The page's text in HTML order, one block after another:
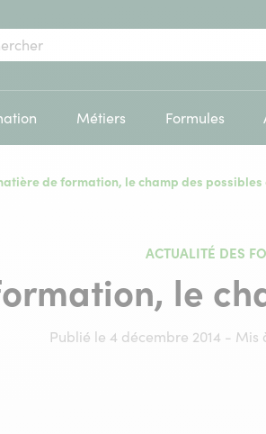
Métiers Formules
de formation, le champ des possibles
ACTUALITÉ DES
le
Publié le 4 décembre 2014 - Mis